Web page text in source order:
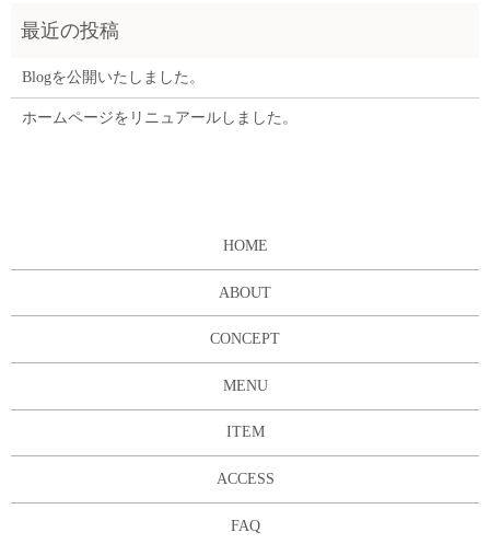
Blogを公開いたしました。
ホームページをリニュアールしました。
HOME
ABOUT
CONCEPT
MENU
ITEM
ACCESS
FAQ